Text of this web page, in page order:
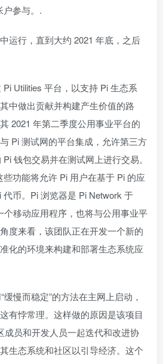
户参与。.
运行，直到大约 2021 年底，之后
Utilities 平台，以支持 Pi 生态系
中做出贡献并构建产生价值的路
2021 年第二季度公用事业平台的
Pi 测试网的平台集成，允许第三方
钱包交易并在测试网上进行交易。
功能将允许 Pi 用户在基于 Pi 的应
币。Pi 浏览器是 Pi Network 于
个移动应用程序，也将与公用事业平
度来看，该团队正在开发一个新的
化的环境来构建和部署生态系统应
慢而稳定”的方法在主网上启动，
有悖常理。这样做的原因是该项目
成员和开发人员一起迭代和改进协
生态系统和社区以引导经济。这个